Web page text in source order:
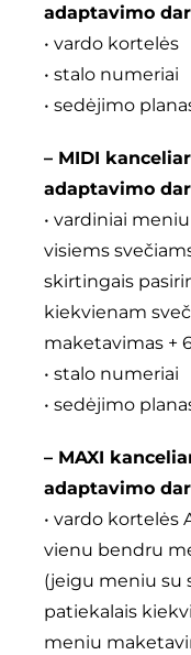
adaptavimo
• vardo kortelės
• stalo numeriai
• sedėjimo
– MIDI
adaptavimo
• vardiniai
visiems
skirtingais
kiekvienam
maketavimas +
• stalo numeriai
• sedėjimo
– MAXI
adaptavimo
• vardo kortelės
vienu bendru
(jeigu meniu su
patiekalais
meniu